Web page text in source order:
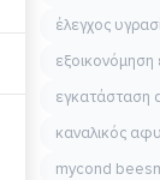
έλεγχος
εξοικονόμηση
εγκατάσταση
καναλικός
mycond